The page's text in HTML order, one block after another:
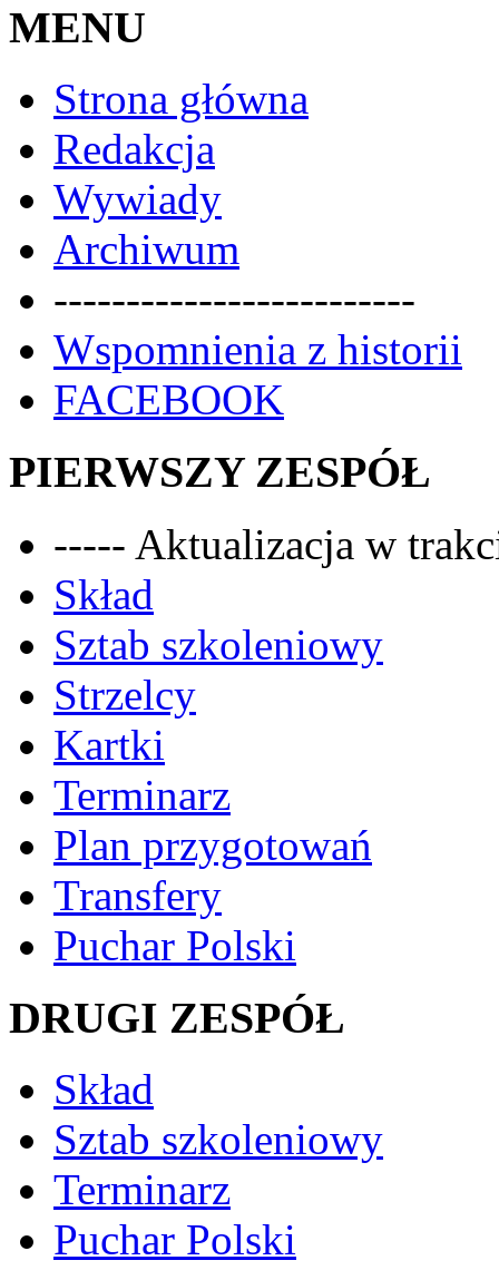
MENU
Strona główna
Redakcja
Wywiady
Archiwum
-------------------------
Wspomnienia z historii
FACEBOOK
PIERWSZY ZESPÓŁ
----- Aktualizacja w
Skład
Sztab szkoleniowy
Strzelcy
Kartki
Terminarz
Plan przygotowań
Transfery
Puchar Polski
DRUGI ZESPÓŁ
Skład
Sztab szkoleniowy
Terminarz
Puchar Polski